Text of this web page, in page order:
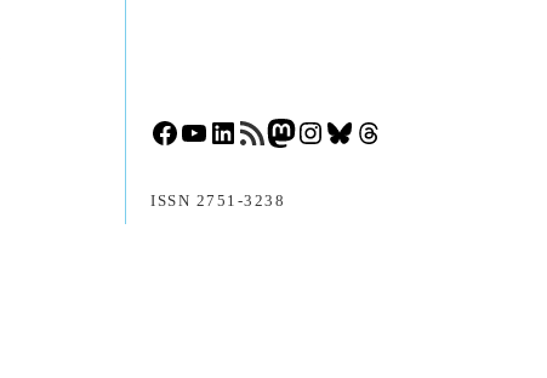
Facebook
YouTube
LinkedIn
RSS-Feed
Mastodon
Instagram
Bluesky
Threads
ISSN 2751-3238